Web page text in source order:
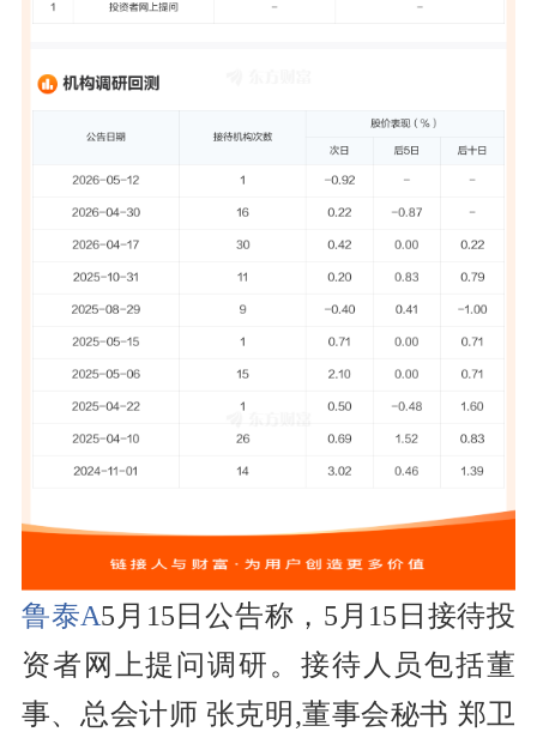
鲁泰A5月15日公告称， 5月15日 接待投
资者网上提问调研。 接待人员包括董
事、总会计师 张克明,董事会秘书 郑卫